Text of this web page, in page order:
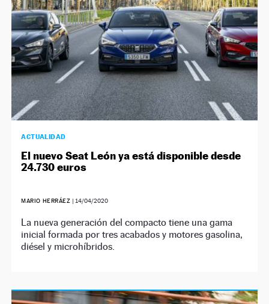
ACTUALIDAD
El nuevo Seat León ya está disponible desde
24.730 euros
MARIO HERRÁEZ | 14/04/2020
La nueva generación del compacto tiene una gama
inicial formada por tres acabados y motores gasolina,
diésel y microhíbridos.